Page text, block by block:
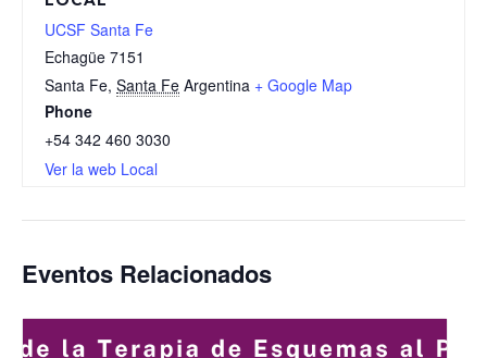
UCSF Santa Fe
Echagüe 7151
Santa Fe, Santa Fe Argentina + Google Map
Phone
+54 342 460 3030
Ver la web Local
Eventos Relacionados